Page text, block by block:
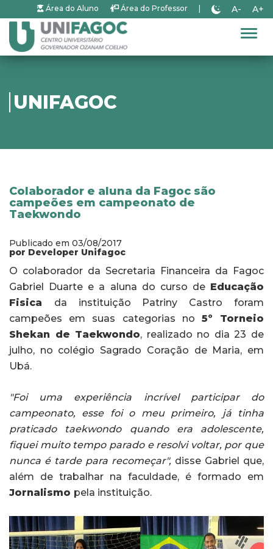
Área do Aluno Área do Professor A- A+
UNIFAGOC
Colaborador e aluna da Fagoc são
campeões em campeonato de
Taekwondo
Publicado em 03/08/2017
por Developer Unifagoc
O colaborador da Secretaria Financeira da Fagoc
Gabriel Duarte e a aluna do curso de Educação
Fisica da instituição Patriny Castro foram
campeões em suas categorias no 5º Torneio
Shekan de Taekwondo, realizado no dia 23 de
julho, no colégio Sagrado Coração de Maria, em
Ubá.
"Foi uma experiência incrível participar do
campeonato, esse foi o meu primeiro, já tinha
praticado taekwondo quando era adolescente,
fiquei muito tempo parado e resolvi voltar, por que
nunca é tarde para recomeçar", disse Gabriel que,
além de trabalhar na faculdade, é formado em
Jornalismo pela instituição.